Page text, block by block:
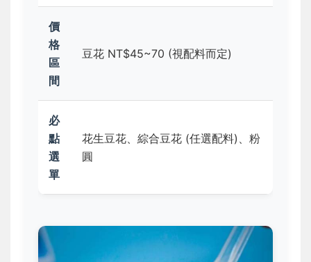
價
格
區
間
豆花 NT$45~70 (視配料而定)
必
點
選
單
花生豆花、綜合豆花 (任選配料)、粉
圓